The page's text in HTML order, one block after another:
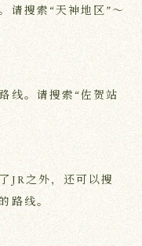
请搜索“天神地区”～
线。请搜索“佐贺站
JR之外，还可以搜
路线。